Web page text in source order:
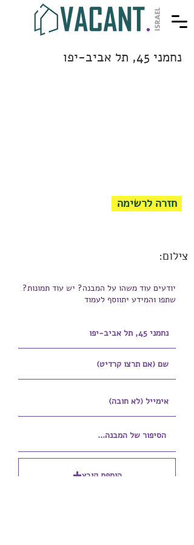
נחמני 45, תל אביב-יפו
חזרה לרשימה
צילום:
יודעים עוד משהו על המבנה? יש עוד תמונות?
שתפו והמידע יתווסף לעמוד
הוספת קובץ